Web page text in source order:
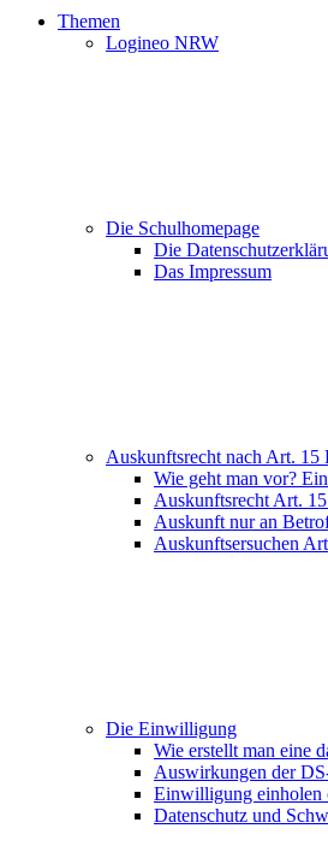
Themen
Logineo NRW
Die Schulhomepage
Die
Das Impressum
Auskunftsrecht nach Art. 15
Wie geht man vor?
Auskunftsrecht Art.
Auskunft nur an
Auskunftsersuchen
Die Einwilligung
Wie erstellt man eine
Auswirkungen der
Einwilligung einholen
Datenschutz und